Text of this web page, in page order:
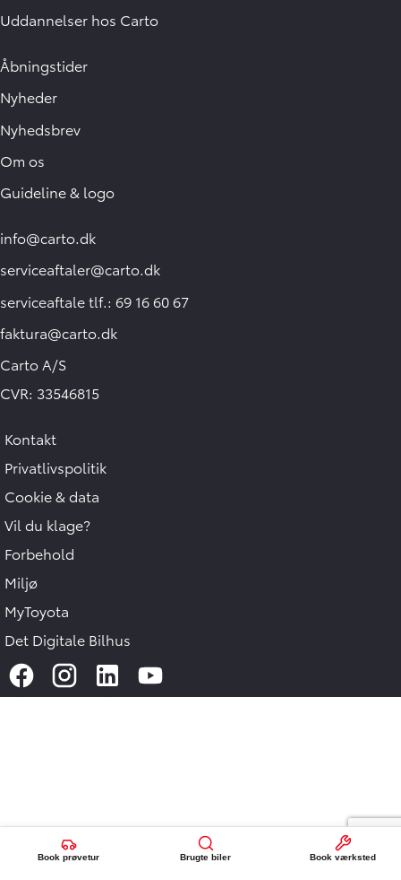
Book prøvetur Brugte biler Book værksted
Uddannelser hos Carto
Åbningstider
Nyheder
Nyhedsbrev
Om os
Guideline & logo
info@carto.dk
serviceaftaler@carto.dk
serviceaftale tlf.: 69 16 60 67
faktura@carto.dk
Carto A/S
CVR: 33546815
Kontakt
Privatlivspolitik
Cookie & data
Vil du klage?
Forbehold
Miljø
MyToyota
Det Digitale Bilhus